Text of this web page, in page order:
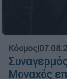
Κόσμος|
Μοναχός